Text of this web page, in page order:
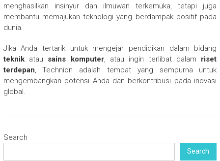
menghasilkan insinyur dan ilmuwan terkemuka, tetapi juga
membantu memajukan teknologi yang berdampak positif pada
dunia.
Jika Anda tertarik untuk mengejar pendidikan dalam bidang
teknikatau sains komputer, atau ingin terlibat dalam riset
terdepan, Technion adalah tempat yang sempurna untuk
mengembangkan potensi Anda dan berkontribusi pada inovasi
global.
Search
Search